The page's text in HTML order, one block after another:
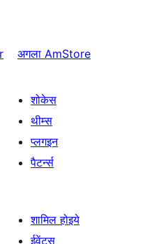
अगला AmStore
शोकेस
थीम्स
प्लगइन
पैटर्न्स
शामिल होइये
ईवेंट्स